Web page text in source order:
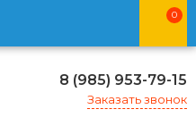
0
8 (985) 953-79-15
Заказать звонок